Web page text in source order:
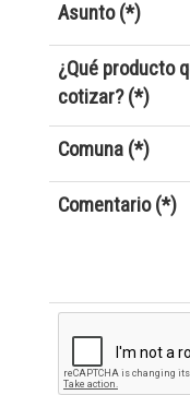
Asunto (*)
¿Qué producto
cotizar? (*)
Comuna (*)
Comentario (*)